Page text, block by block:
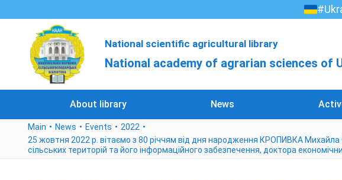
National scientific agricultural library
National academy of agrarian sciences of
About library News
Main News Events
2022
25 жовтня 2022 р. вітаємо з 80 річчям від дня народження КРОПИВКА
сільських територій та його інформаційного забезпечення, доктора